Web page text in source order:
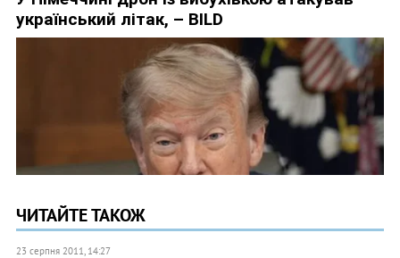
ЧИТАЙТЕ ТАКОЖ
23 серпня 2011, 14:27